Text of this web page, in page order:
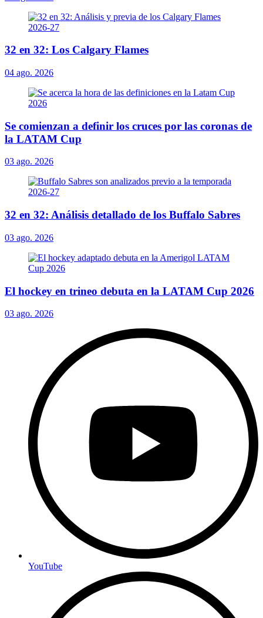
32 en 32: Los Calgary Flames
04 ago. 2026
Se comienzan a definir los cruces por las coronas de
la LATAM Cup
03 ago. 2026
32 en 32: Análisis detallado de los Buffalo Sabres
03 ago. 2026
El hockey en trineo debuta en la LATAM Cup 2026
03 ago. 2026
YouTube